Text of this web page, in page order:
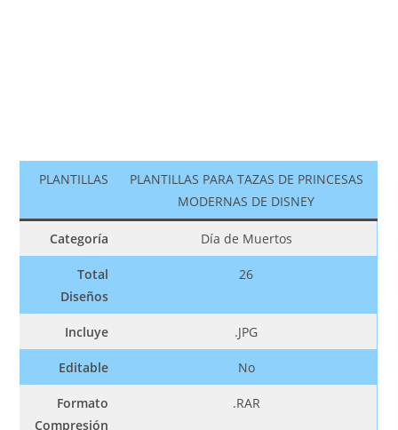
PLANTILLAS
PLANTILLAS PARA TAZAS DE PRINCESAS
MODERNAS DE DISNEY
Categoría Día de Muertos
Total
Diseños
26
Incluye .JPG
Editable No
Formato
Compresión
.RAR